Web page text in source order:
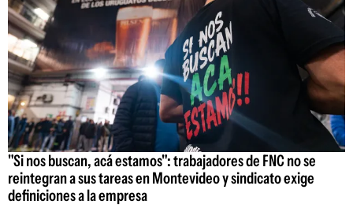
"Si nos buscan, acá estamos": trabajadores de FNC no se
reintegran a sus tareas en Montevideo y sindicato exige
definiciones a la empresa